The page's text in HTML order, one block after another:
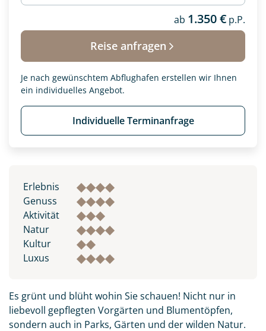
ab 1.350 € p.P.
Reise anfragen
Je nach gewünschtem Abflughafen erstellen wir Ihnen
ein individuelles Angebot.
Individuelle Terminanfrage
Erlebnis
Genuss
Aktivität
Natur
Kultur
Luxus
Es grünt und blüht wohin Sie schauen! Nicht nur in
liebevoll gepflegten Vorgärten und Blumentöpfen,
sondern auch in Parks, Gärten und der wilden Natur.
geschickt. Mit Absenden des Formulars, erklären Sie, dass
Widerrufhinweisezur
Kenntnis genommen und akzeptiert haben.